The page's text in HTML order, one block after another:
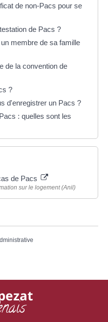
de non-Pacs pour se
de Pacs ?
membre de sa famille
de la convention de
?
d'enregistrer un Pacs ?
: quelles sont les
de Pacs
sur le logement (Anil)